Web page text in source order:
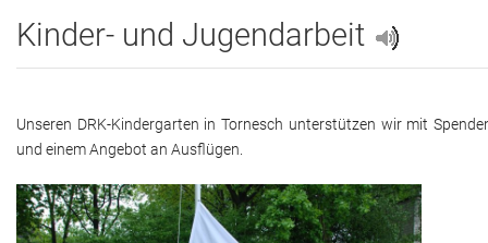
Angebote
Mithilfe
Adressen
Kontakt
Kinder- und Jugendarbeit
Unseren DRK-Kindergarten in Tornesch unterstützen wir mit
und einem Angebot an Ausflügen.